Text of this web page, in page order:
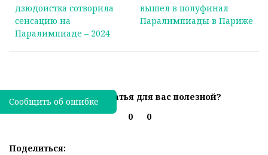
дзюдоистка сотворила
сенсацию на
Паралимпиаде – 2024
вышел в полуфинал
Паралимпиады в Париже
Была ли эта статья для вас полезной?
0
0
Поделиться:
Сообщить об ошибке